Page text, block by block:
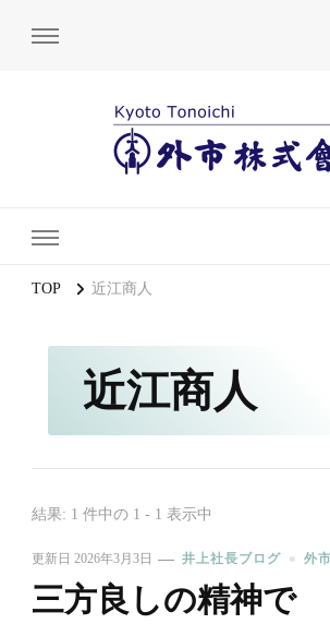
TOP 近江商人
近江商人
結果: 1 件中の 1 - 1 表示中
更新日 2026年3月3日 井上社長ブログ 外
三方良しの精神で